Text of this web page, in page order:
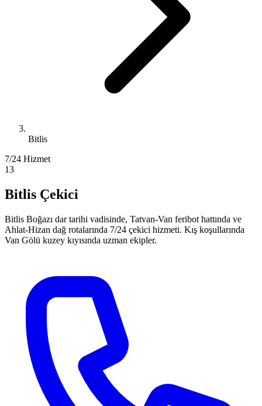
Bitlis
7/24 Hizmet
13
Bitlis Çekici
Bitlis Boğazı dar tarihi vadisinde, Tatvan-Van feribot hattında ve
Ahlat-Hizan dağ rotalarında 7/24 çekici hizmeti. Kış koşullarında
Van Gölü kuzey kıyısında uzman ekipler.